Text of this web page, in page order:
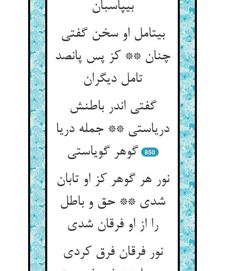
بی‏پاسبان‏
بی‏تامل او سخن گفتی
چنان ** کز پس پانصد
تامل دیگران‏
گفتی اندر باطنش
دریاستی ** جمله دریا
گوهر گویاستی‏
850
نور هر گوهر کز او تابان
شدی ** حق و باطل
را از او فرقان شدی‏
نور فرقان فرق کردی